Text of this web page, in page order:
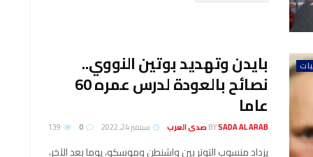
بايدن وتهديد بوتين النووي..
نصائح بالعودة لدرس عمره 60
عاما
BYSADA AL ARAB صدى العرب سبتمبر 24, 2022
يزداد منسوب التوتر بين واشنطن وموسكو، يوما بعد الآخر،